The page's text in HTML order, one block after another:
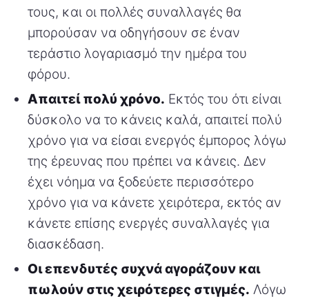
τους, και οι πολλές συναλλαγές θα
μπορούσαν να οδηγήσουν σε έναν
τεράστιο λογαριασμό την ημέρα του
φόρου.
Απαιτεί πολύ χρόνο. Εκτός του ότι είναι
δύσκολο να το κάνεις καλά, απαιτεί πολύ
χρόνο για να είσαι ενεργός έμπορος λόγω
της έρευνας που πρέπει να κάνεις. Δεν
έχει νόημα να ξοδεύετε περισσότερο
χρόνο για να κάνετε χειρότερα, εκτός αν
κάνετε επίσης ενεργές συναλλαγές για
διασκέδαση.
Οι επενδυτές συχνά αγοράζουν και
πωλούν στις χειρότερες στιγμές. Λόγω